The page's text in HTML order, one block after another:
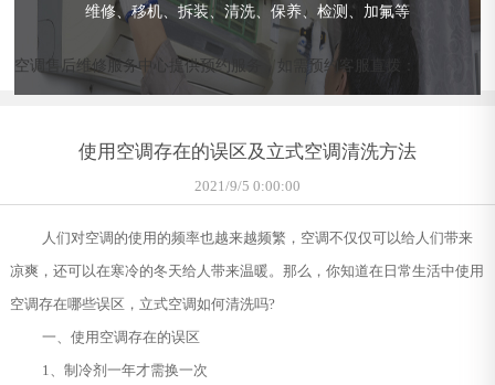
维修、移机、拆装、清洗、保养、检测、加氟等
空调售后维修服务中心提供预约服务，如需预约客服直拨：
使用空调存在的误区及立式空调清洗方法
2021/9/5 0:00:00
人们对空调的使用的频率也越来越频繁，空调不仅仅可以给人们带来
凉爽，还可以在寒冷的冬天给人带来温暖。那么，你知道在日常生活中使用
空调存在哪些误区，立式空调如何清洗吗?
一、使用空调存在的误区
1、制冷剂一年才需换一次